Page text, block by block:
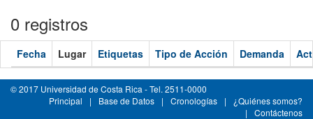
0 registros
Fecha Lugar Etiquetas Tipo de Acción Demanda
© 2017 Universidad de Costa Rica - Tel. 2511-0000
Principal
| Base de Datos | Cronologías |
¿Quiénes somos?
|
Contáctenos